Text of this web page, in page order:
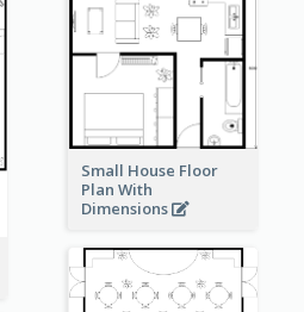
Small House Floor
Plan With
Dimensions